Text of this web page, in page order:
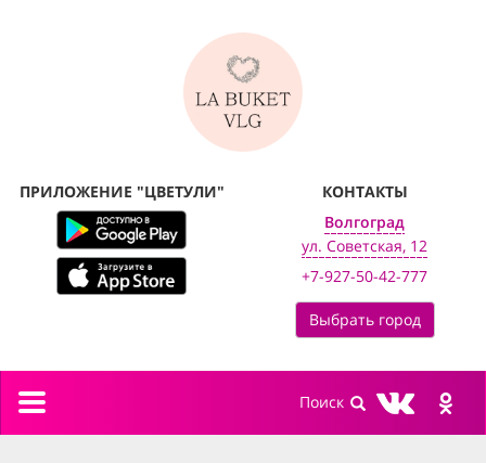
ПРИЛОЖЕНИЕ "ЦВЕТУЛИ"
КОНТАКТЫ
Волгоград
ул. Советская, 12
+7-927-50-42-777
Выбрать город
Toggle